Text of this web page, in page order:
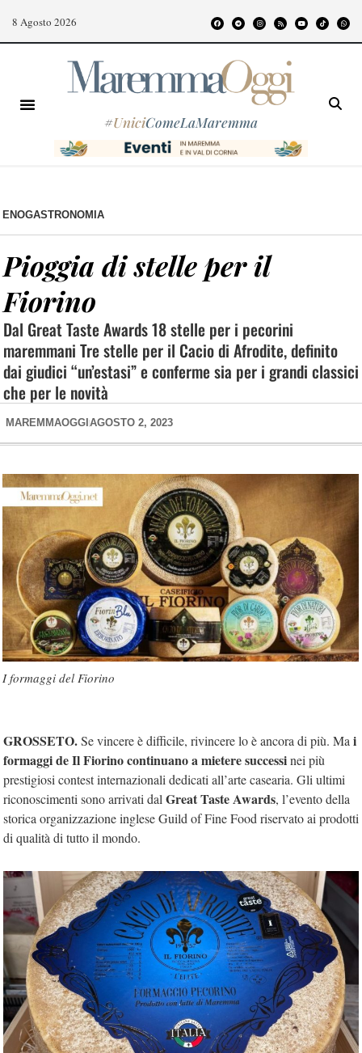
8 Agosto 2026
#UniciComeLaMaremma
ENOGASTRONOMIA
Pioggia di stelle per il
Fiorino
Dal Great Taste Awards 18 stelle per i pecorini
maremmani Tre stelle per il Cacio di Afrodite, definito
dai giudici “un’estasi” e conferme sia per i grandi classici
che per le novità
MAREMMAOGGI AGOSTO 2, 2023
I formaggi del Fiorino
GROSSETO.Se vincere è difficile, rivincere lo è ancora di più. Ma i
formaggi de Il Fiorino continuano a mietere successinei più
prestigiosi contest internazionali dedicati all’arte casearia. Gli ultimi
riconoscimenti sono arrivati dal Great Taste Awards, l’evento della
storica organizzazione inglese Guild of Fine Food riservato ai prodotti
di qualità di tutto il mondo.